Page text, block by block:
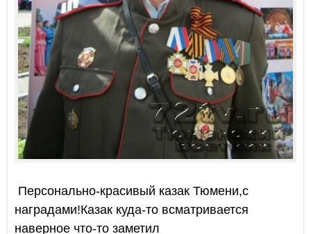
Персонально-красивый казак Тюмени,с
наградами!Казак куда-то всматривается
наверное что-то заметил